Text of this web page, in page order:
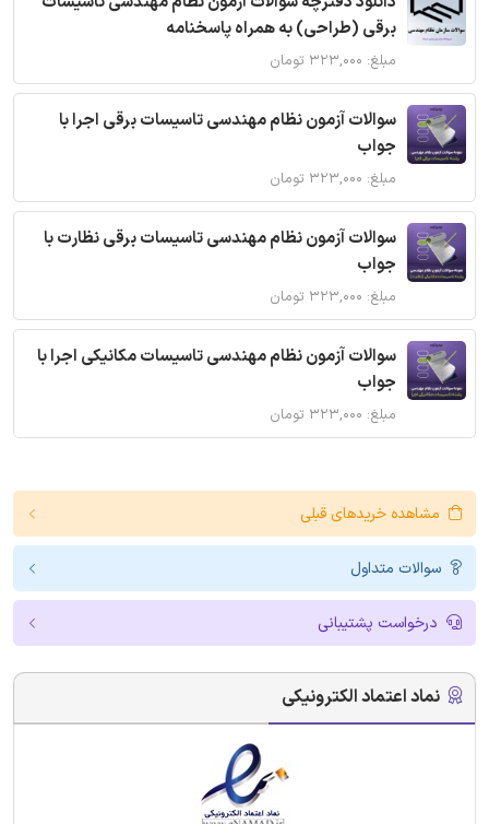
برقی (طراحی) به همراه پاسخنامه
مبلغ: ۳۲۳,۰۰۰ تومان
سوالات آزمون نظام مهندسی تاسیسات برقی اجرا با
جواب
مبلغ: ۳۲۳,۰۰۰ تومان
سوالات آزمون نظام مهندسی تاسیسات برقی نظارت با
جواب
مبلغ: ۳۲۳,۰۰۰ تومان
سوالات آزمون نظام مهندسی تاسیسات مکانیکی اجرا با
جواب
مبلغ: ۳۲۳,۰۰۰ تومان
مشاهده خریدهای قبلی
سوالات متداول
درخواست پشتیبانی
نماد اعتماد الکترونیکی